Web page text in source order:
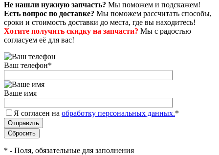
Не нашли нужную запчасть? Мы поможем и подскажем!
Есть вопрос по доставке? Мы поможем рассчитать способы,
сроки и стоимость доставки до места, где вы находитесь!
Хотите получить скидку на запчасти? Мы с радостью
согласуем её для вас!
Ваш телефон*
Ваше имя
Я согласен на обработку персональных данных.*
* - Поля, обязательные для заполнения